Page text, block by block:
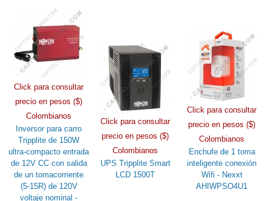
Click para consultar
precio en pesos ($)
Colombianos
Inversor para carro
Tripplite de 150W
ultra-compacto entrada
de 12V CC con salida
de un tomacorriente
(5-15R) de 120V
voltaje nominal -
Click para consultar
precio en pesos ($)
Colombianos
UPS Tripplite Smart
LCD 1500T
Click para consultar
precio en pesos ($)
Colombianos
Enchufe de 1 toma
inteligente conexión
Wifi - Nexxt
AHIWPSO4U1